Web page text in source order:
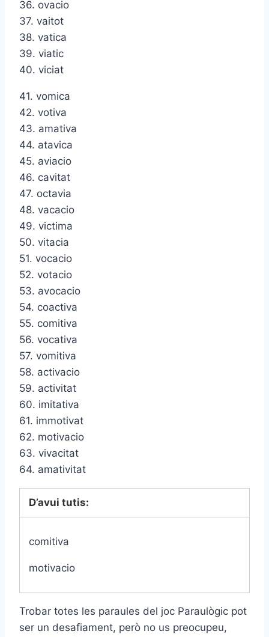
36. ovacio
37. vaitot
38. vatica
39. viatic
40. viciat
41. vomica
42. votiva
43. amativa
44. atavica
45. aviacio
46. cavitat
47. octavia
48. vacacio
49. victima
50. vitacia
51. vocacio
52. votacio
53. avocacio
54. coactiva
55. comitiva
56. vocativa
57. vomitiva
58. activacio
59. activitat
60. imitativa
61. immotivat
62. motivacio
63. vivacitat
64. amativitat
D’avui tutis:
comitiva
motivacio
Trobar totes les paraules del joc Paraulògic pot
ser un desafiament, però no us preocupeu,